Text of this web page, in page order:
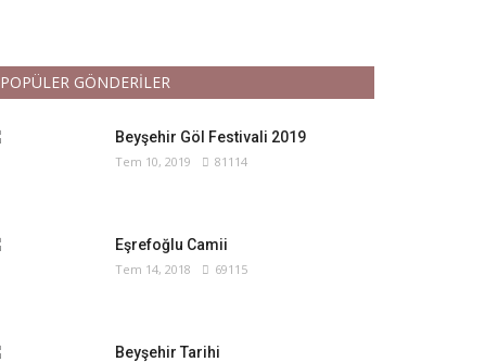
POPÜLER GÖNDERİLER
Beyşehir Göl Festivali 2019
Tem 10, 2019 81114
Eşrefoğlu Camii
Tem 14, 2018 69115
Beyşehir Tarihi